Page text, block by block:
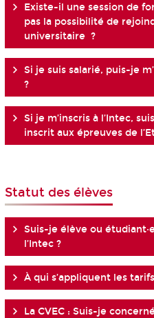
Existe-il une session de
pas la possibilité de
universitaire ?
Si je suis salarié, puis-je
?
Si je m’inscris à l’Intec,
inscrit aux épreuves de
Statut des élèves
Suis-je élève ou
l’Intec ?
À qui s’appliquent les
La CVEC : Suis-je